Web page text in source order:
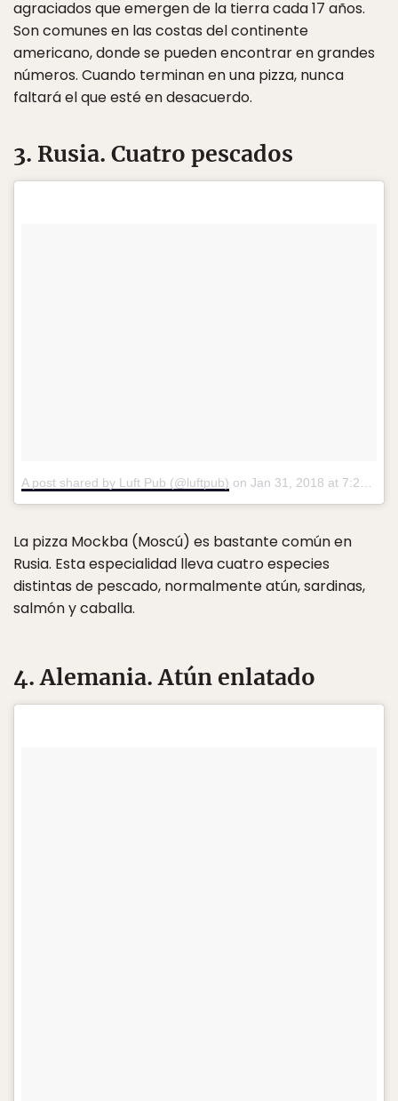
agraciados que emergen de la tierra cada 17 años.
Son comunes en las costas del continente
americano, donde se pueden encontrar en grandes
números. Cuando terminan en una pizza, nunca
faltará el que esté en desacuerdo.
3. Rusia. Cuatro pescados
A post shared by Luft Pub (@luftpub) on Jan 31, 2018 at 7:29am PST
La pizza Mockba (Moscú) es bastante común en
Rusia. Esta especialidad lleva cuatro especies
distintas de pescado, normalmente atún, sardinas,
salmón y caballa.
4. Alemania. Atún enlatado